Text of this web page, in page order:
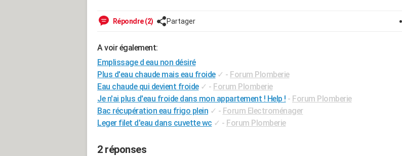
Répondre (2) Partager
A voir également:
Emplissage d eau non désiré
Plus d'eau chaude mais eau froide ✓ - Forum Plomberie
Eau chaude qui devient froide ✓ - Forum Plomberie
Je n'ai plus d'eau froide dans mon appartement ! Help ! - Forum Plomberie
Bac récupération eau frigo plein ✓ - Forum Electroménager
Leger filet d'eau dans cuvette wc ✓ - Forum Plomberie
2 réponses